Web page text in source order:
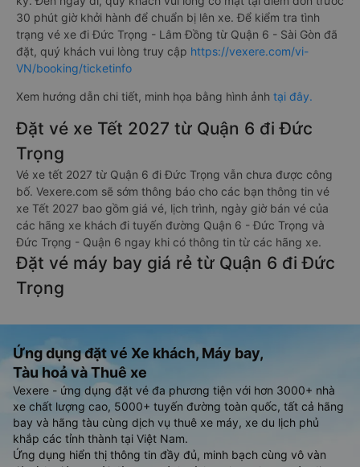
Sau khi thanh toán vé xe khách Quận 6 - Sài Gòn Đức Trọng -
Lâm Đồng thành công, Vexere sẽ gửi tin nhắn/email xác nhận
thành công đến số điện thoại/email mà quý khách đã đăng
ký. Đến ngày đi, quý khách vui lòng có mặt tại điểm đón trước
30 phút giờ khởi hành để chuẩn bị lên xe. Để kiểm tra tình
trạng vé xe đi Đức Trọng - Lâm Đồng từ Quận 6 - Sài Gòn đã
VN/booking/ticketinfo
Xem hướng dẫn chi tiết, minh họa bằng hình ảnh
Đặt vé xe Tết 2027 từ Quận 6 đi Đức
Trọng
Vé xe tết 2027 từ Quận 6 đi Đức Trọng vẫn chưa được công
bố. Vexere.com sẽ sớm thông báo cho các bạn thông tin vé
xe Tết 2027 bao gồm giá vé, lịch trình, ngày giờ bán vé của
các hãng xe khách đi tuyến đường Quận 6 - Đức Trọng và
Đức Trọng - Quận 6 ngay khi có thông tin từ các hãng xe.
Đặt vé máy bay giá rẻ từ Quận 6 đi Đức
Trọng
Ứng dụng đặt vé Xe khách, Máy bay,
Tàu hoả và Thuê xe
Vexere - ứng dụng đặt vé đa phương tiện với hơn 3000+ nhà